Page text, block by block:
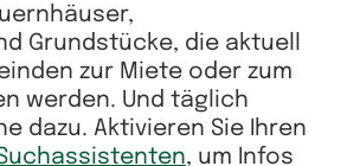
Grundstücke, die aktuell
zur Miete oder zum
werden. Und täglich
dazu. Aktivieren Sie Ihren
, um Infos